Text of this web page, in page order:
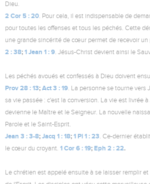
Dieu.
2 Cor 5 : 20. Pour cela, il est indispensable de
pour toutes les offenses et tous les péchés. Cette
une grande sincérité de cœur permet de recevoir un
2 : 38; 1 Jean 1 : 9. Jésus-Christ devient ainsi le
Les péchés avoués et confessés à Dieu doivent
Prov 28 : 13; Act 3 : 19. La personne se tourne vers
sa vie passée : c'est la conversion. La vie est livrée
devienne le Maître et le Seigneur. La nouvelle
Parole et le Saint-Esprit.
Jean 3 : 3-8; Jacq 1 : 18; 1 Pi 1 : 23. Ce-dernier
le cœur du croyant. 1 Cor 6 : 19; Eph 2 : 22.
Le chrétien est appelé ensuite à se laisser remplir